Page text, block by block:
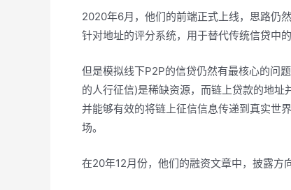
2020年6月，他们的前端正式上线，思路仍
针对地址的评分系统，用于替代传统信贷中的
但是模拟线下P2P的信贷仍然有最核心的问
的人行征信)是稀缺资源，而链上贷款的地址
并能够有效的将链上征信信息传递到真实世
场。
在20年12月份，他们的融资文章中，披露方